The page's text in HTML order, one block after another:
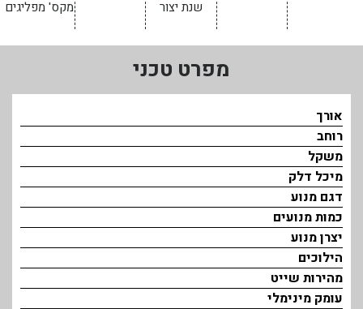
בכנרת לידו מחיר
לקפריסין
נתניה
בבאר שבע
שנת יצור מקס' מפליגים
מפרט טכני
אורך
רוחב
משקל
מיכל דלק
דגם מנוע
כמות מנועים
יצרן מנוע
הילוכים
מהירות שייט
עומק מינימלי